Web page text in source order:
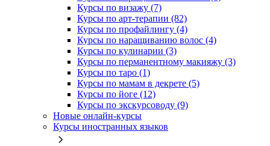
Курсы по визажу (7)
Курсы по арт-терапии (82)
Курсы по профайлингу (4)
Курсы по наращиванию волос (4)
Курсы по кулинарии (3)
Курсы по перманентному макияжу (3)
Курсы по таро (1)
Курсы по мамам в декрете (5)
Курсы по йоге (12)
Курсы по экскурсоводу (9)
Новые онлайн‑курсы
Курсы иностранных языков